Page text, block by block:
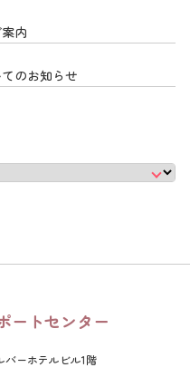
内
のお知らせ
ートセンター
ーホテルビル1階